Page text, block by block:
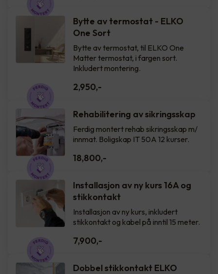
Bytte av termostat - ELKO
One Sort
Bytte av termostat, til ELKO One
Matter termostat, i fargen sort.
Inkludert montering.
2,950,-
Rehabilitering av sikringsskap
Ferdig montert rehab sikringsskap m/
innmat. Boligskap IT 50A 12 kurser.
18,800,-
Installasjon av ny kurs 16A og
stikkontakt
Installasjon av ny kurs, inkludert
stikkontakt og kabel på inntil 15 meter.
7,900,-
Dobbel stikkontakt ELKO